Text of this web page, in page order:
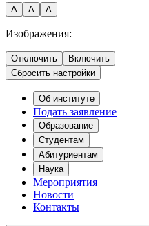
A A A
Изображения:
Отключить
Включить
Сбросить настройки
Об институте
Подать заявление
Образование
Студентам
Абитуриентам
Наука
Мероприятия
Новости
Контакты